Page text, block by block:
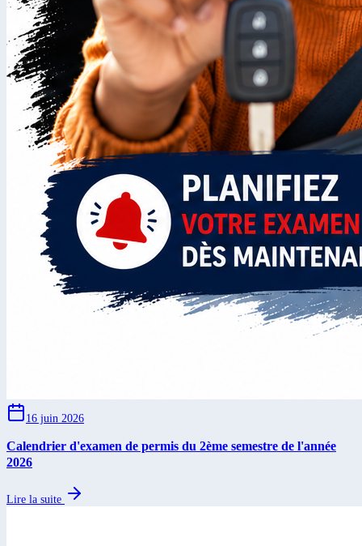
16 juin 2026
Calendrier d'examen de permis du 2ème semestre de l'année
2026
Lire la suite